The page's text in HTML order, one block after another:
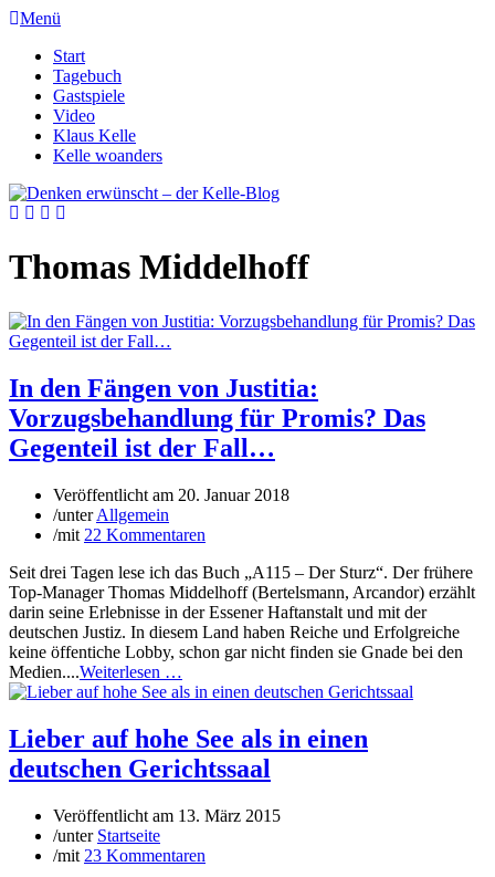
Menü
Start
Tagebuch
Gastspiele
Video
Klaus Kelle
Kelle woanders
Thomas Middelhoff
In den Fängen von Justitia:
Vorzugsbehandlung für Promis? Das
Gegenteil ist der Fall…
Veröffentlicht am 20. Januar 2018
/unterAllgemein
/mit 22 Kommentaren
Seit drei Tagen lese ich das Buch „A115 – Der Sturz“. Der frühere
Top-Manager Thomas Middelhoff (Bertelsmann, Arcandor) erzählt
darin seine Erlebnisse in der Essener Haftanstalt und mit der
deutschen Justiz. In diesem Land haben Reiche und Erfolgreiche
keine öffentiche Lobby, schon gar nicht finden sie Gnade bei den
Medien....Weiterlesen …
Lieber auf hohe See als in einen
deutschen Gerichtssaal
Veröffentlicht am 13. März 2015
/unter Startseite
/mit 23 Kommentaren